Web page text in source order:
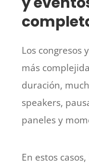
Los congresos
más
duración,
speakers,
paneles y
En estos